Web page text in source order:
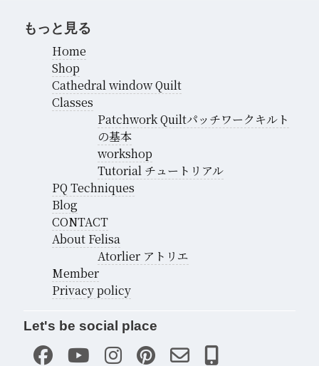
もっと見る
Home
Shop
Cathedral window Quilt
Classes
Patchwork Quiltパッチワークキルト
の基本
workshop
Tutorial チュートリアル
PQ Techniques
Blog
CONTACT
About Felisa
Atorlier アトリエ
Member
Privacy policy
Let's be social place